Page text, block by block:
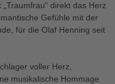
direkt das Herz
Gefühle mit der
für die Olaf Henning seit
voller Herz,
musikalische Hommage